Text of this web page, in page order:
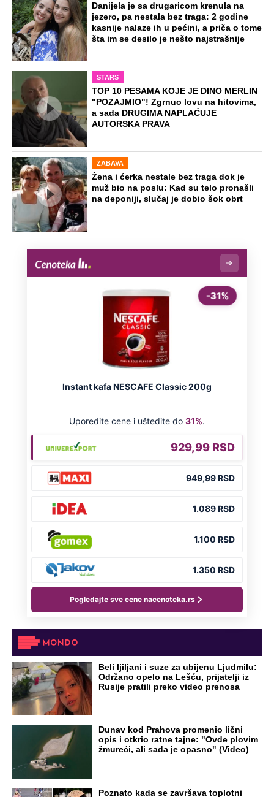
Danijela je sa drugaricom krenula na
jezero, pa nestala bez traga: 2 godine
kasnije nalaze ih u pećini, a priča o tome
šta im se desilo je nešto najstrašnije
STARS
TOP 10 PESAMA KOJE JE DINO MERLIN
"POZAJMIO"! Zgrnuo lovu na hitovima,
a sada DRUGIMA NAPLAĆUJE
AUTORSKA PRAVA
ZABAVA
Žena i ćerka nestale bez traga dok je
muž bio na poslu: Kad su telo pronašli
na deponiji, slučaj je dobio šok obrt
Beli ljiljani i suze za ubijenu Ljudmilu:
Održano opelo na Lešću, prijatelji iz
Rusije pratili preko video prenosa
Dunav kod Prahova promenio lični
opis i otkrio ratne tajne: "Ovde plovim
žmureći, ali sada je opasno" (Video)
Poznato kada se završava toplotni